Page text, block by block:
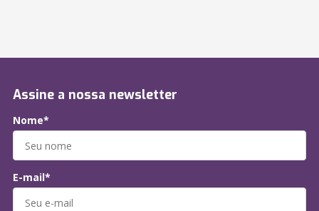
Assine a nossa newsletter
Nome*
E-mail*